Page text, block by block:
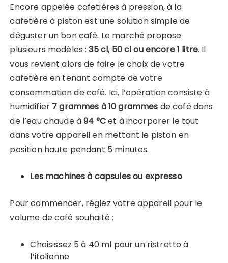
Encore appelée cafetières à pression, à la
cafetière à piston est une solution simple de
déguster un bon café. Le marché propose
plusieurs modèles :35 cl, 50 cl ou encore 1 litre. Il
vous revient alors de faire le choix de votre
cafetière en tenant compte de votre
consommation de café. Ici, l’opération consiste à
humidifier 7 grammes à 10 grammes de café dans
de l’eau chaude à94 °Cet à incorporer le tout
dans votre appareil en mettant le piston en
position haute pendant 5 minutes.
Les machines à capsules ou expresso
Pour commencer, réglez votre appareil pour le
volume de café souhaité :
Choisissez 5 à 40 ml pour un ristretto à
l’italienne